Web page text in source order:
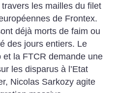
les mailles du filet
de Frontex.
déjà morts de faim ou
des jours entiers. Le
et la FTCR demande une
les disparus à l’Etat
Nicolas Sarkozy agite